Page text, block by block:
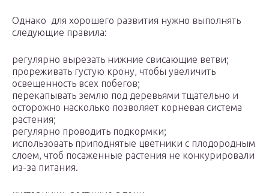
Однако для хорошего развития нужно выполнять
следующие правила:
регулярно вырезать нижние свисающие ветви;
прореживать густую крону, чтобы увеличить
освещенность всех побегов;
перекапывать землю под деревьями тщательно и
осторожно насколько позволяет корневая система
растения;
регулярно проводить подкормки;
использовать приподнятые цветники с плодородным
слоем, чтоб посаженные растения не конкурировали
из-за питания.